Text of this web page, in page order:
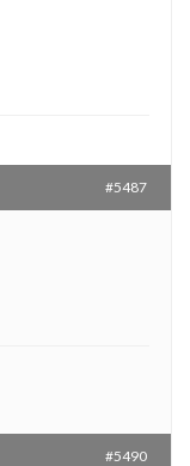
#5487
#5490